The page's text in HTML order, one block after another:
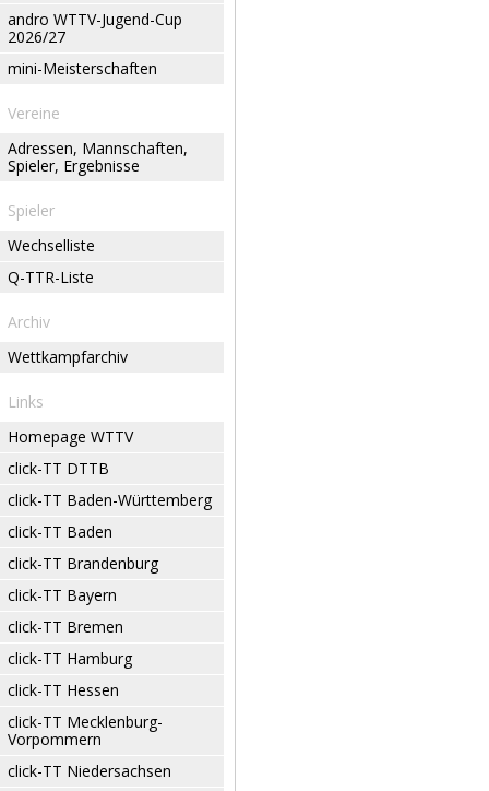
andro WTTV-Jugend-Cup
2026/27
mini-Meisterschaften
Vereine
Adressen, Mannschaften,
Spieler, Ergebnisse
Spieler
Wechselliste
Q-TTR-Liste
Archiv
Wettkampfarchiv
Links
Homepage WTTV
click-TT DTTB
click-TT Baden-Württemberg
click-TT Baden
click-TT Brandenburg
click-TT Bayern
click-TT Bremen
click-TT Hamburg
click-TT Hessen
click-TT Mecklenburg-
Vorpommern
click-TT Niedersachsen